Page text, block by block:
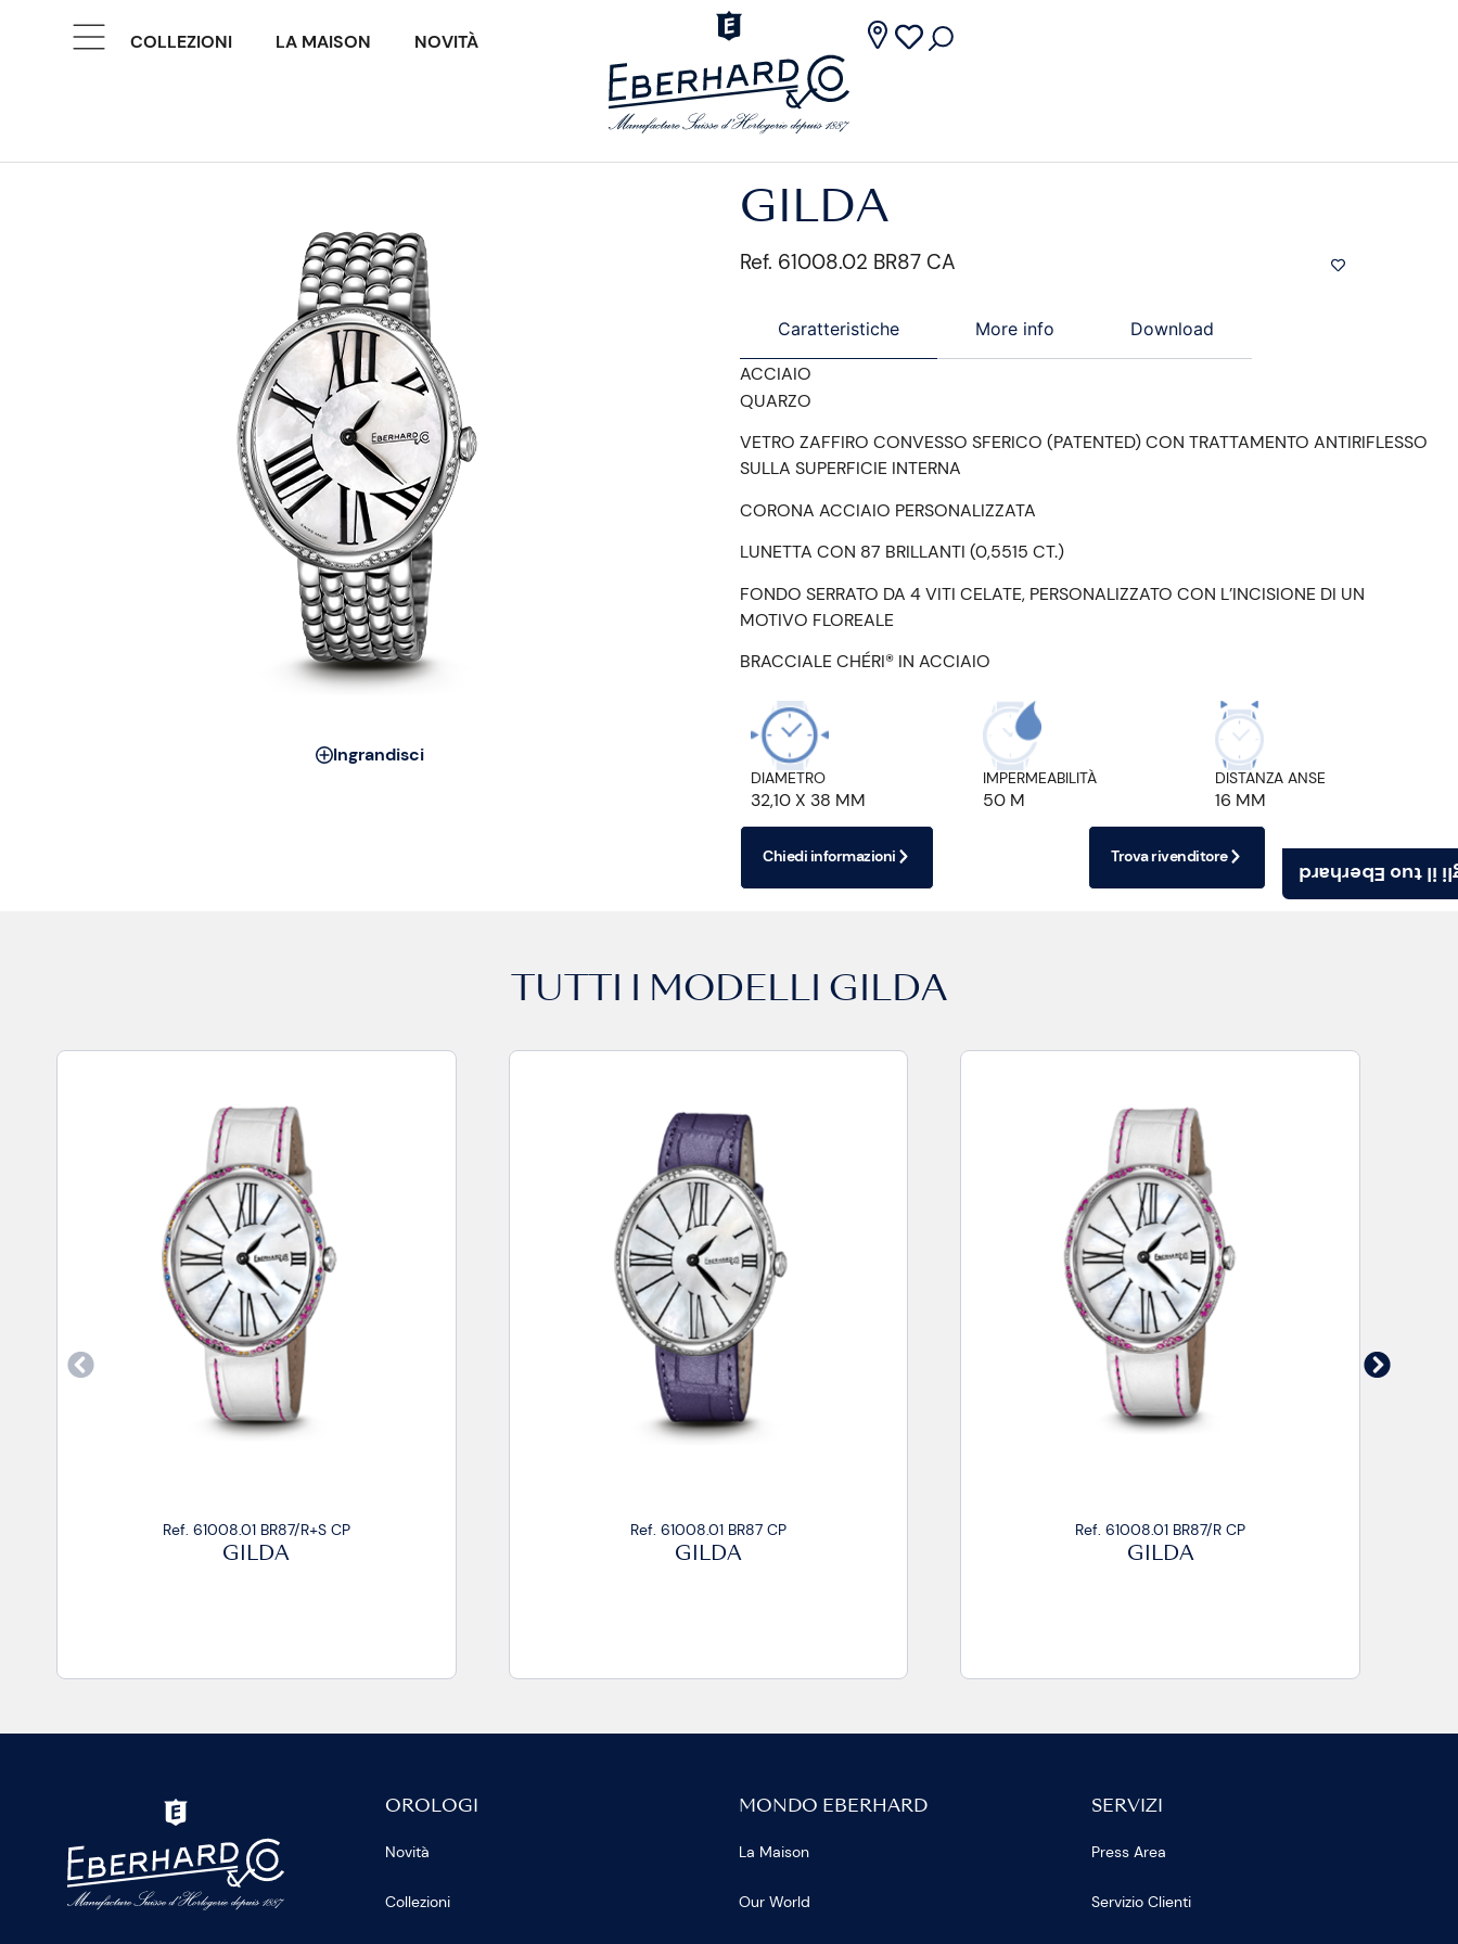
COLLEZIONI LA MAISON NOVITÀ
Scegli il tuo
Ingrandisci
GILDA
Ref. 61008.02 BR87 CA
Caratteristiche More info Download
ACCIAIO
QUARZO
VETRO ZAFFIRO CONVESSO SFERICO (PATENTED) CON TRATTAMENTO ANTIRIFLESSO
SULLA SUPERFICIE INTERNA
CORONA ACCIAIO PERSONALIZZATA
LUNETTA CON 87 BRILLANTI (0,5515 CT.)
FONDO SERRATO DA 4 VITI CELATE, PERSONALIZZATO CON L’INCISIONE DI UN
MOTIVO FLOREALE
BRACCIALE CHÉRI® IN ACCIAIO
DIAMETRO
32,10 X 38 MM
IMPERMEABILITÀ
50 M
DISTANZA ANSE
16 MM
Chiedi informazioni Trova rivenditore
TUTTI I MODELLI GILDA
Ref. 61008.01 BR87 CP
GILDA
Ref. 61008.01 BR87/R CP
GILDA
Ref. 61008.02 CP
GILDA
OROLOGI
Novità
Collezioni
MONDO EBERHARD
La Maison
Our World
SERVIZI
Press Area
Servizio Clienti